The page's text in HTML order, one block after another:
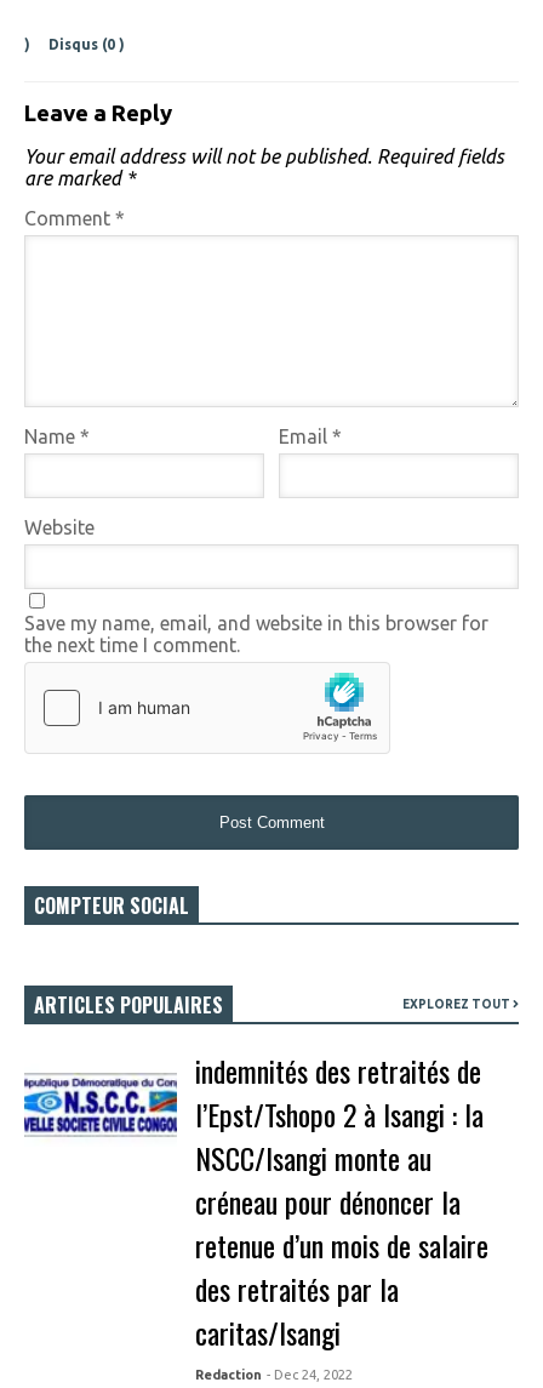
) Disqus (0 )
Leave a Reply
Your email address will not be published. Required fields
are marked *
Comment *
Name * Email*
Website
Save my name, email, and website in this browser for
the next time I comment.
COMPTEUR SOCIAL
ARTICLES POPULAIRES EXPLOREZ TOUT
indemnités des retraités de
l’Epst/Tshopo 2 à Isangi : la
NSCC/Isangi monte au
créneau pour dénoncer la
retenue d’un mois de salaire
des retraités par la
caritas/Isangi
Redaction - Dec 24, 2022